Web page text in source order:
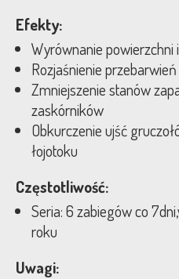
Efekty:
Wyrównanie powierzchni
Rozjaśnienie
Zmniejszenie stanów
zaskórników
Obkurczenie ujść
łojotoku
Częstotliwość:
Seria: 6 zabiegów co
roku
Uwagi: